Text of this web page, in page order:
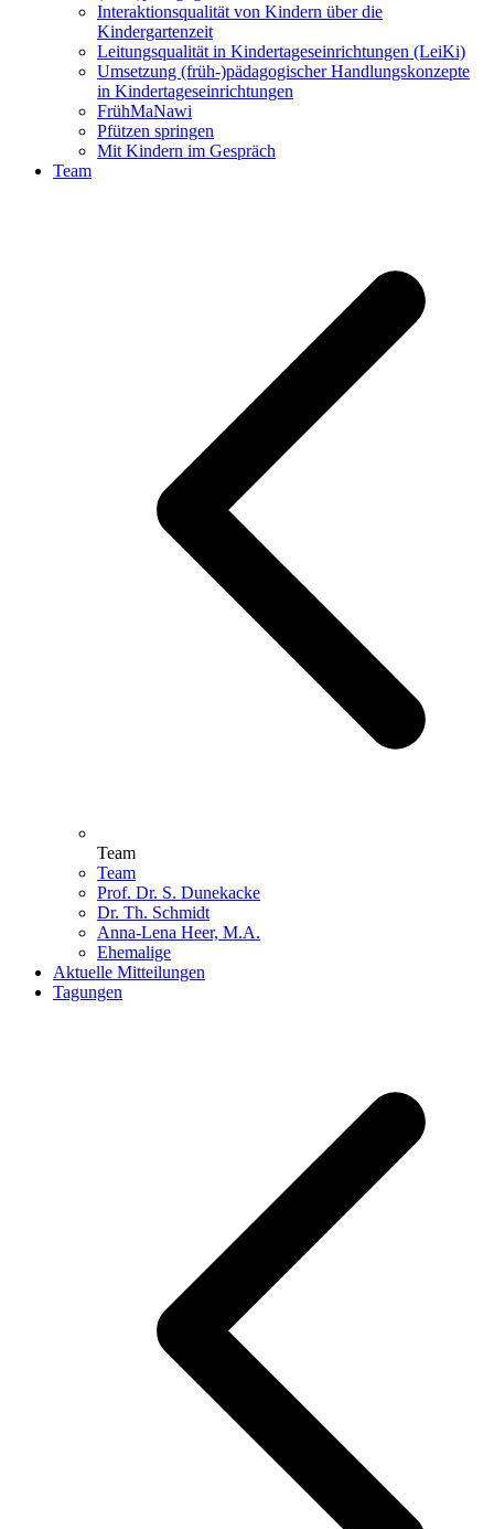
Interaktionsqualität von Kindern über die
Kindergartenzeit
Leitungsqualität in Kindertageseinrichtungen (LeiKi)
Umsetzung (früh-)pädagogischer Handlungskonzepte
in Kindertageseinrichtungen
FrühMaNawi
Pfützen springen
Mit Kindern im Gespräch
Team
Team
Team
Prof. Dr. S. Dunekacke
Dr. Th. Schmidt
Anna-Lena Heer, M.A.
Ehemalige
Aktuelle Mitteilungen
Tagungen